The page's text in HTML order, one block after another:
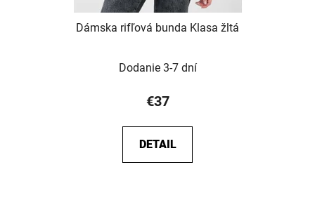
Dámska rifľová bunda Klasa žltá
Dodanie 3-7 dní
€37
DETAIL